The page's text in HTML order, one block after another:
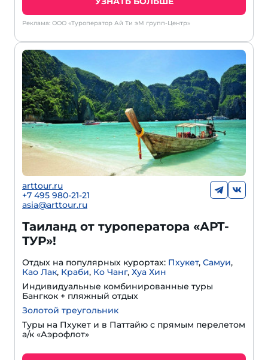
Реклама: ООО «Туроператор Ай Ти эМ групп-Центр»
arttour.ru
+7 495 980-21-21
asia@arttour.ru
Таиланд от туроператора «АРТ-
ТУР»!
Отдых на популярных курортах: Пхукет, Самуи,
Као Лак, Краби, Ко Чанг, Хуа Хин
Индивидуальные комбинированные туры
Бангкок + пляжный отдых
Золотой треугольник
Туры на Пхукет и в Паттайю с прямым перелетом
а/к «Аэрофлот»